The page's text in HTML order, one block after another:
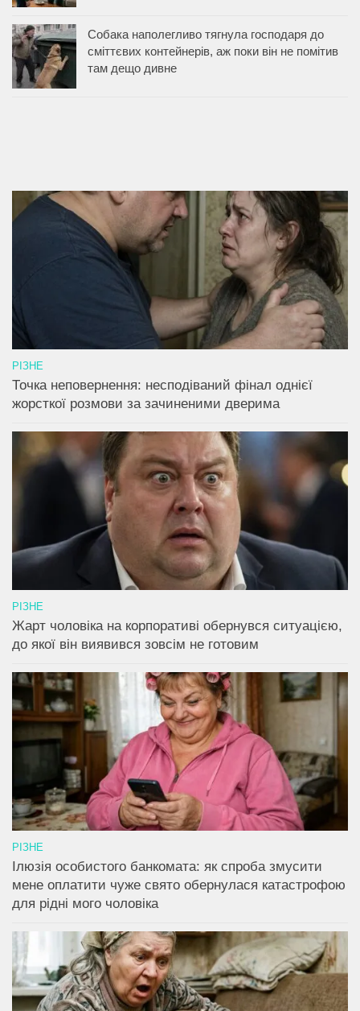
Собака наполегливо тягнула господаря до
сміттєвих контейнерів, аж поки він не помітив
там дещо дивне
РІЗНЕ
Точка неповернення: несподіваний фінал однієї
жорсткої розмови за зачиненими дверима
РІЗНЕ
Жарт чоловіка на корпоративі обернувся ситуацією,
до якої він виявився зовсім не готовим
РІЗНЕ
Ілюзія особистого банкомата: як спроба змусити
мене оплатити чуже свято обернулася катастрофою
для рідні мого чоловіка